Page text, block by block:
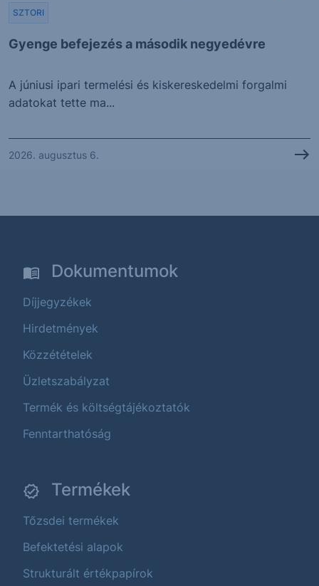
Gyenge befejezés a második negyedévre
SZTORI
A júniusi ipari termelési és kiskereskedelmi forgalmi
adatokat tette ma...
2026. augusztus 6.
Dokumentumok
Díjjegyzékek
Hirdetmények
Közzétételek
Üzletszabályzat
Termék és költségtájékoztatók
Fenntarthatóság
Termékek
Tőzsdei termékek
Befektetési alapok
Strukturált értékpapírok